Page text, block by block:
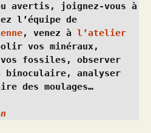
avertis, joignez-vous à
, venez à l’atelier
vos minéraux,
fossiles, observer
analyser
des moulages…